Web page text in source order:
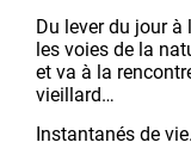
Du lever du jour
les voies de la
et va à la
vieillard…
Instantanés de vie.